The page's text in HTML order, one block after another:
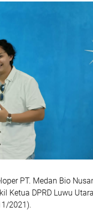
PT. Medan Bio
Ketua DPRD Luwu
2021).